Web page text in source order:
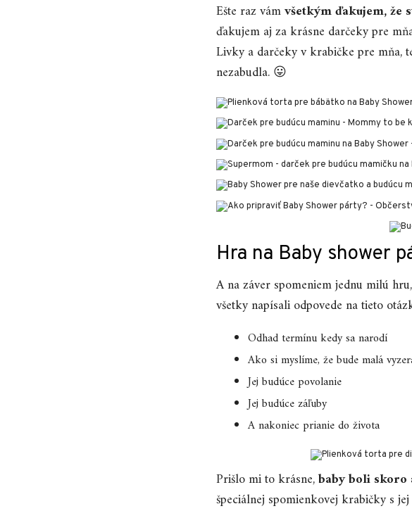
Ešte raz vámvšetkým ďakujem, že
ďakujem aj za krásne darčeky pre
Livky a darčeky v krabičke pre mňa,
nezabudla. 😛
Hra na Baby shower
A na záver spomeniem jednu milú
všetky napísali odpovede na tieto
Odhad termínu kedy sa narodí
Ako si myslíme, že bude malá
Jej budúce povolanie
Jej budúce záľuby
A nakoniec prianie do života
Prišlo mi to krásne,baby boli skoro
špeciálnej spomienkovej krabičky s